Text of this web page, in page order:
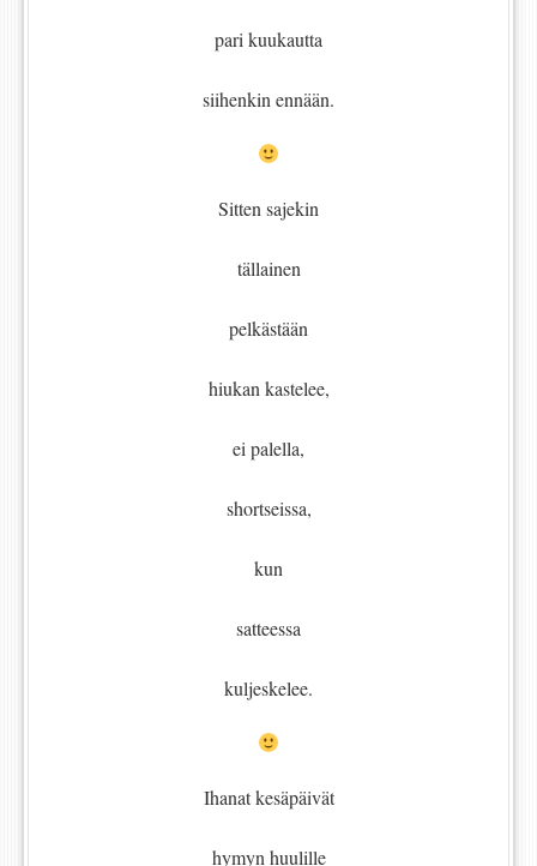
pari kuukautta
siihenkin ennään.
Sitten sajekin
tällainen
pelkästään
hiukan kastelee,
ei palella,
shortseissa,
kun
satteessa
kuljeskelee.
Ihanat kesäpäivät
hymyn huulille